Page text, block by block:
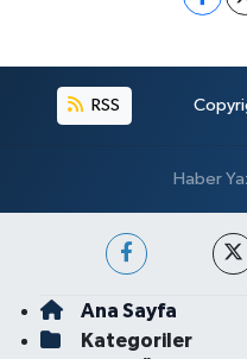
RSS
Haber
Ana Sayfa
Kategoriler